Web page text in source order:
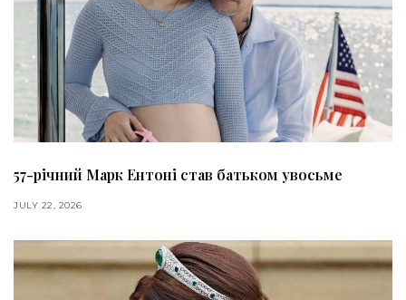
57-річний Марк Ентоні став батьком увосьме
JULY 22, 2026